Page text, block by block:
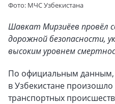
Фото: МЧС Узбекистана
Шавкат Мирзиёев провёл
дорожной безопасности,
высоким уровнем
По официальным данным,
в Узбекистане
транспортных